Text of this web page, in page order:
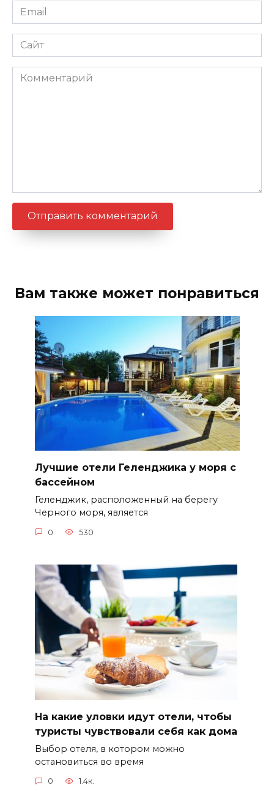
Email
*
Сайт
Комментарий
Вам также может понравиться
Лучшие отели Геленджика у моря с
бассейном
Геленджик, расположенный на берегу
Черного моря, является
0 530
На какие уловки идут отели, чтобы
туристы чувствовали себя как дома
Выбор отеля, в котором можно
остановиться во время
0 1.4к.